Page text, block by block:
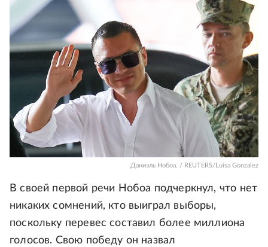
Даниэль Нобоа. / REUTERS/Luisa Gonzalez
В своей первой речи Нобоа подчеркнул, что нет
никаких сомнений, кто выиграл выборы,
поскольку перевес составил более миллиона
голосов. Свою победу он назвал